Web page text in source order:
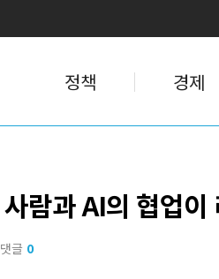
정책 경제
람과 AI의 협업
댓글 0